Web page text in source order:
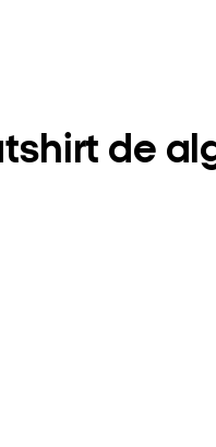
de